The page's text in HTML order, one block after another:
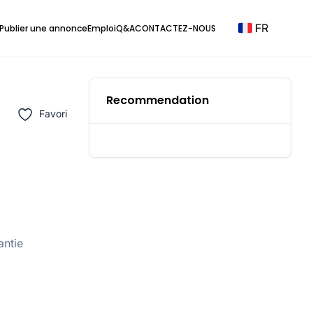
Publier une annonceEmploiQ&ACONTACTEZ-NOUS FR
Favori
Recommendation